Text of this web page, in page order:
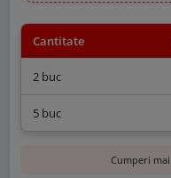
Cantitate
2 buc
5 buc
Cumperi